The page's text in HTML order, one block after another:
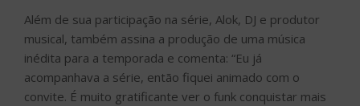
Além de sua participação na série, Alok, DJ e produtor
musical, também assina a produção de uma música
inédita para a temporada e comenta: “Eu já
acompanhava a série, então fiquei animado com o
convite. É muito gratificante ver o funk conquistar mais